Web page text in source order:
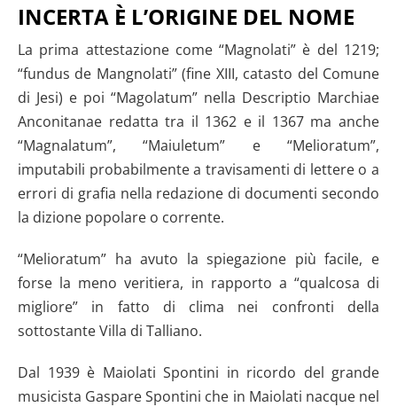
INCERTA È L’ORIGINE DEL NOME
La prima attestazione come “Magnolati” è del 1219;
“fundus de Mangnolati” (fine XIII, catasto del Comune
di Jesi) e poi “Magolatum” nella Descriptio Marchiae
Anconitanae redatta tra il 1362 e il 1367 ma anche
“Magnalatum”, “Maiuletum” e “Melioratum”,
imputabili probabilmente a travisamenti di lettere o a
errori di grafia nella redazione di documenti secondo
la dizione popolare o corrente.
“Melioratum” ha avuto la spiegazione più facile, e
forse la meno veritiera, in rapporto a “qualcosa di
migliore” in fatto di clima nei confronti della
sottostante Villa di Talliano.
Dal 1939 è Maiolati Spontini in ricordo del grande
musicista Gaspare Spontini che in Maiolati nacque nel